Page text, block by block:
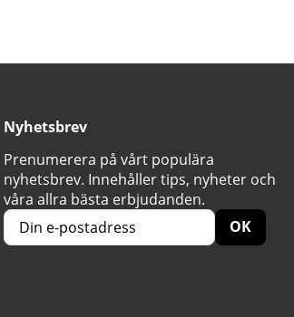
Nyhetsbrev
Prenumerera på vårt populära
nyhetsbrev. Innehåller tips, nyheter och
våra allra bästa erbjudanden.
OK